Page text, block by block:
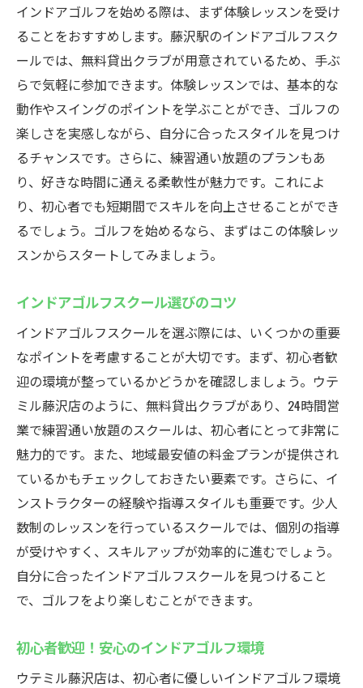
インドアゴルフを始める際は、まず体験レッスンを受け
ることをおすすめします。藤沢駅のインドアゴルフスク
ールでは、無料貸出クラブが用意されているため、手ぶ
らで気軽に参加できます。体験レッスンでは、基本的な
動作やスイングのポイントを学ぶことができ、ゴルフの
楽しさを実感しながら、自分に合ったスタイルを見つけ
るチャンスです。さらに、練習通い放題のプランもあ
り、好きな時間に通える柔軟性が魅力です。これによ
り、初心者でも短期間でスキルを向上させることができ
るでしょう。ゴルフを始めるなら、まずはこの体験レッ
スンからスタートしてみましょう。
インドアゴルフスクール選びのコツ
インドアゴルフスクールを選ぶ際には、いくつかの重要
なポイントを考慮することが大切です。まず、初心者歓
迎の環境が整っているかどうかを確認しましょう。ウテ
ミル藤沢店のように、無料貸出クラブがあり、24時間営
業で練習通い放題のスクールは、初心者にとって非常に
魅力的です。また、地域最安値の料金プランが提供され
ているかもチェックしておきたい要素です。さらに、イ
ンストラクターの経験や指導スタイルも重要です。少人
数制のレッスンを行っているスクールでは、個別の指導
が受けやすく、スキルアップが効率的に進むでしょう。
自分に合ったインドアゴルフスクールを見つけること
で、ゴルフをより楽しむことができます。
初心者歓迎！安心のインドアゴルフ環境
ウテミル藤沢店は、初心者に優しいインドアゴルフ環境